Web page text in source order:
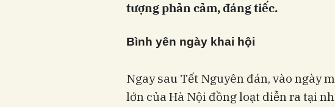
tượng phản cảm, đáng tiếc.
Bình yên ngày khai hội
Ngay sau Tết Nguyên đán, vào ngày
lớn của Hà Nội đồng loạt diễn ra tại